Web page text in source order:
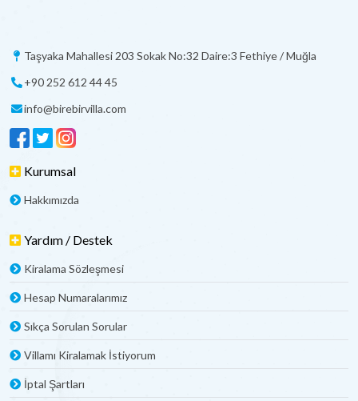
Taşyaka Mahallesi 203 Sokak No:32 Daire:3 Fethiye / Muğla
+90 252 612 44 45
info@birebirvilla.com
Kurumsal
Hakkımızda
Yardım / Destek
Kiralama Sözleşmesi
Hesap Numaralarımız
Sıkça Sorulan Sorular
Villamı Kiralamak İstiyorum
İptal Şartları